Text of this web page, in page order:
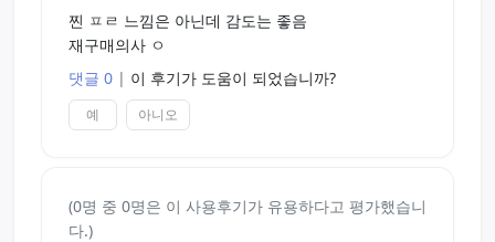
혓바닥 윗쪽은 돌기가 있는데 아래쪽은 없고
혓바닥 자체도 길게 분리 되어 있는게 아니라
입부분은 젤이 좀 새는 편인게 아쉬운 점 임니다.
보셔도 좋을것 같습니다.
찐 ㅍㄹ 느낌은 아닌데 감도는 좋음
재구매의사 ㅇ
댓글 0 | 이 후기가 도움이 되었습니까?
예 아니오
(0명 중 0명은 이 사용후기가 유용하다고 평가했습니
다.)